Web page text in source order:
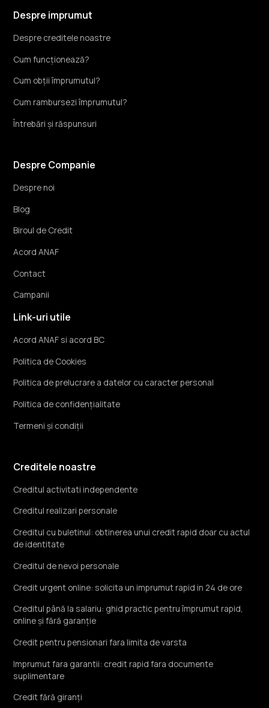
Despre imprumut
Despre creditele noastre
Cum funcționează?
Cum obții împrumutul?
Cum rambursezi împrumutul?
Întrebări și răspunsuri
Despre Companie
Despre noi
Blog
Biroul de Credit
Acord ANAF
Contact
Campanii
Link-uri utile
Acord ANAF si acord BC
Politica de Cookies
Politica de prelucrare a datelor cu caracter personal
Politica de confidențialitate
Termeni și condiții
Creditele noastre
Creditul activitati independente
Creditul realizari personale
Creditul cu buletinul: obtinerea unui credit rapid doar cu actul
de identitate
Creditul de nevoi personale
Credit urgent online: solicita un imprumut rapid in 24 de ore
Creditul până la salariu: ghid practic pentru împrumut rapid,
online și fără garanție
Credit pentru pensionari fara limita de varsta
Imprumut fara garantii: credit rapid fara documente
suplimentare
Credit fără giranți